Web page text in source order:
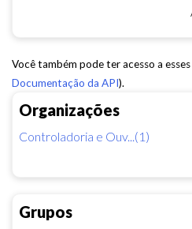
Organizações
Controladoria e Ouv...(1)
Grupos
Você também pode ter acesso a
Documentação da API).